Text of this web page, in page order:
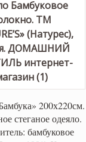
200х220см.
стеганое одеяло.
бамбуковое